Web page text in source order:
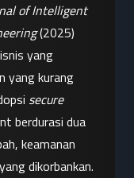
of Intelligent
(2025)
yang
yang kurang
secure
berdurasi dua
keamanan
dikorbankan.